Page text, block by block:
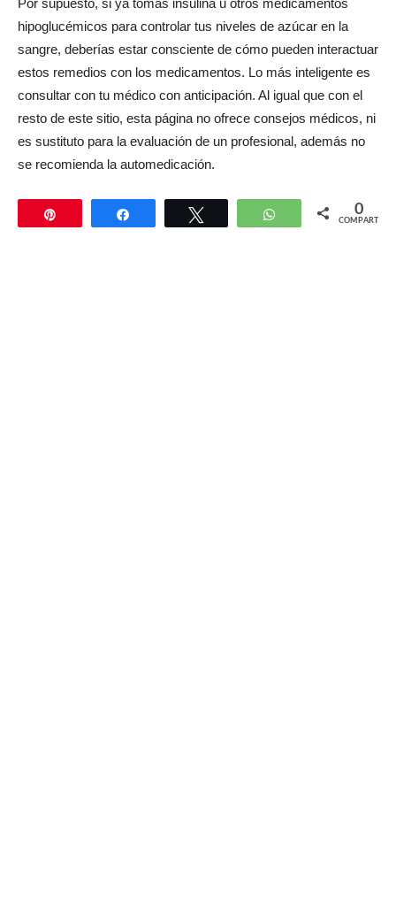
Por supuesto, si ya tomas insulina u otros medicamentos
hipoglucémicos para controlar tus niveles de azúcar en la
sangre, deberías estar consciente de cómo pueden interactuar
estos remedios con los medicamentos. Lo más inteligente es
consultar con tu médico con anticipación. Al igual que con el
resto de este sitio, esta página no ofrece consejos médicos, ni
es sustituto para la evaluación de un profesional, además no
se recomienda la automedicación.
Compartir WhatsApp 0
COMPARTIR